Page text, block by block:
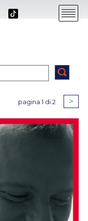
pagina 1 di 2 >